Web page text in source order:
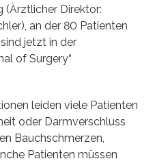
(Ärztlicher Direktor:
an der 80 Patienten
jetzt in der
of Surgery“
leiden viele Patienten
oder Darmverschluss
Bauchschmerzen,
Patienten müssen